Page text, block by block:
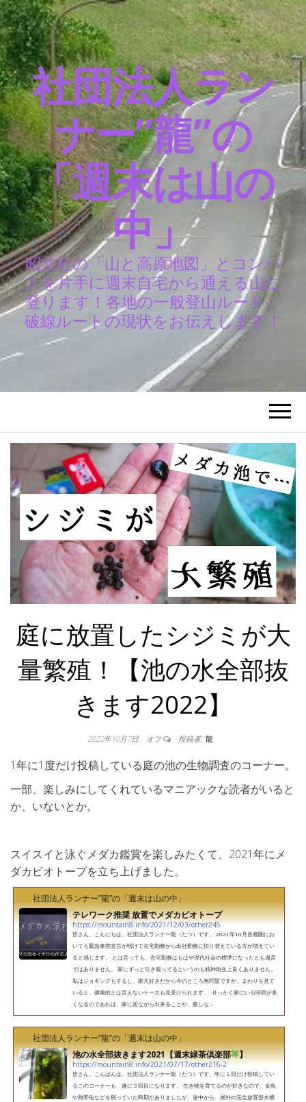
社団法人ラン
ナー”龍”の
「週末は山の
中」
昭文社の「山と高原地図」とコンパ
スを片手に週末自宅から通える山に
登ります！各地の一般登山ルート、
破線ルートの現状をお伝えします！
庭に放置したシジミが大
量繁殖！【池の水全部抜
きます2022】
2022年10月7日 オフ 投稿者: 龍
1年に1度だけ投稿している庭の池の生物調査のコーナー。
一部、楽しみにしてくれているマニアックな読者がいると
か、いないとか。
スイスイと泳ぐメダカ鑑賞を楽しみたくて、2021年にメ
ダカビオトープを立ち上げました。
社団法人ランナー”龍”の「週末は山の中」
テレワーク推奨 放置でメダカビオトープ
https://mountain8.info/2021/12/03/other245
皆さん、こんにちは。社団法人ランナー龍（たつ）です。 2021年10月首都圏にお
いても緊急事態宣言が明けて在宅勤務から出社勤務に切り替えている方が増えてい
ると感じます。 とは言っても、在宅勤務はもはや現代社会の標準になったとも過言
ではありません。 家にずっと引き籠ってるというのも精神衛生上良くありません。
私はジョギングもするし、家大好きだから今のところ無問題ですが、まわりを見て
いると、健康的とは言えないケースも見受けられます。 せっかく家にいる時間が多
くなるのであれば、家に居ながら出来ることや、癒しな...
社団法人ランナー”龍”の「週末は山の中」
池の水全部抜きます2021【週末緑茶倶楽部
】
https://mountain8.info/2021/07/17/other216-2
皆さん、こんばんは。社団法人ランナー龍（たつ）です。年に１回だけ投稿してい
るこのコーナーも、遂に３回目になります。 生き物を育てるのが好きなので、金魚
や熱帯魚などを飼っていた時期がありましたが、途中から、屋外の完全放置型水槽